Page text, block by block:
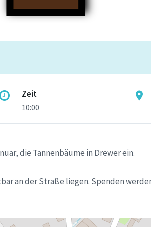
Zeit
10:00
die Tannenbäume in Drewer ein.
an der Straße liegen. Spenden